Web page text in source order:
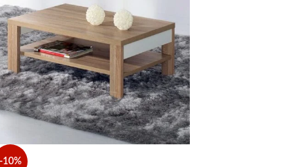
-10%